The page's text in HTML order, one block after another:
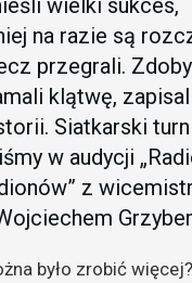
wielki sukces,
na razie są
przegrali.
klątwę,
Siatkarski
w audycji
z
było zrobić